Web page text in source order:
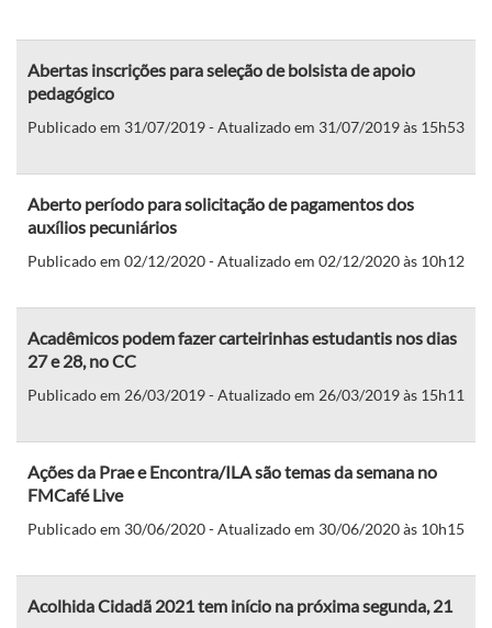
Abertas inscrições para seleção de bolsista de apoio
pedagógico
Publicado em 31/07/2019 - Atualizado em 31/07/2019 às 15h53
Aberto período para solicitação de pagamentos dos
auxílios pecuniários
Publicado em 02/12/2020 - Atualizado em 02/12/2020 às 10h12
Acadêmicos podem fazer carteirinhas estudantis nos dias
27 e 28, no CC
Publicado em 26/03/2019 - Atualizado em 26/03/2019 às 15h11
Ações da Prae e Encontra/ILA são temas da semana no
FMCafé Live
Publicado em 30/06/2020 - Atualizado em 30/06/2020 às 10h15
Acolhida Cidadã 2021 tem início na próxima segunda, 21